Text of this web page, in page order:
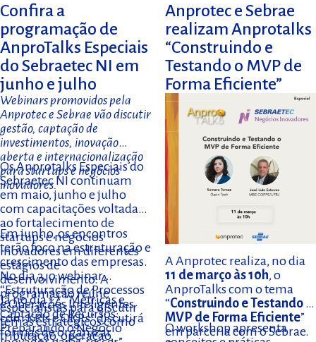
Confira a
programação de
AnproTalks Especiais
do Sebraetec NI em
junho e julho
Webinars promovidos pela
Anprotec e Sebrae vão discutir
gestão, captação de
investimentos, inovação
aberta e internacionalização
para startups e negócios
inovadores.
Os Anprotalks Especiais do
Sebraetec NI continuam
em maio, junho e julho
com capacitações voltadas
ao fortalecimento de
startups e negócios
inovadores em diferentes
estágios de
desenvolvimento. A
programação reúne
especialistas para discutir
temas estratégicos como
tributação, operação,
Em junho, os encontros
terão foco na estruturação e
crescimento das empresas.
No dia 3, o webinar
“Estruturação de Processos
e Operações Inteligentes
com KPIs e OKRs” discutirá
formas de organizar
Já no dia 17, “Métricas e
Captação de Recursos:
Preparando o Negócio
Anprotec e Sebrae
realizam Anprotalks
“Construindo e
Testando o MVP de
Forma Eficiente”
A Anprotec realiza, no dia
11 de março às 10h, o
AnproTalks com o tema
“Construindo e Testando o
MVP de Forma Eficiente”
em parceria com o Sebrae.
O workshop apresenta